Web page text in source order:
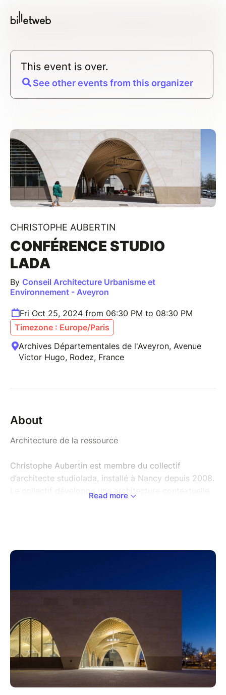
This event is over.
See other events from this organizer
CHRISTOPHE AUBERTIN
CONFÉRENCE STUDIO
LADA
By Conseil Architecture Urbanisme et
Environnement - Aveyron
Fri Oct 25, 2024 from 06:30 PM to 08:30 PM
Timezone : Europe/Paris
Archives Départementales de l'Aveyron, Avenue
Victor Hugo, Rodez, France
About
Architecture de la ressource
Christophe Aubertin est membre du collectif
d’architecte studiolada, installé à Nancy depuis 2008.
Le collectif développe une architecture contextuelle
contemporain.
La terre et les fibres sont explorées en tant que
Quelle écriture architecturale peut-on développer
avec le vocabulaire de cette nouvelle époque ?
Comment développer une architecture à « énergie
humaine » ? Quels intérêts ? quels bilans concrets et
affectifs ?
Read more